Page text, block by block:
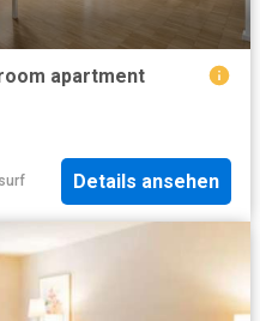
apartment
Details ansehen